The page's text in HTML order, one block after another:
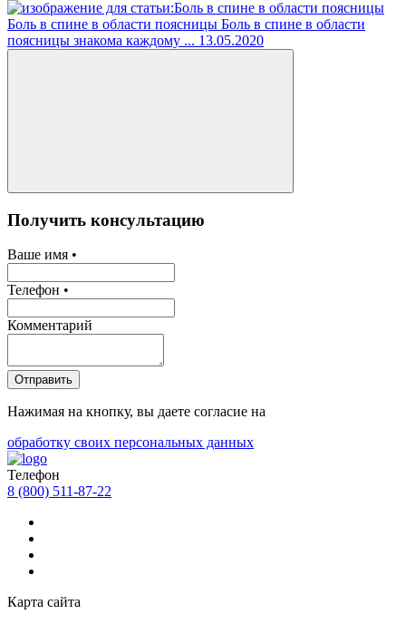
Боль в спине в области поясницы Боль в спине в области
поясницы знакома каждому ... 13.05.2020
Получить консультацию
Ваше имя •
Телефон •
Комментарий
Отправить
Нажимая на кнопку, вы даете согласие на
обработку своих персональных данных
Телефон
8 (800) 511-87-22
Карта сайта